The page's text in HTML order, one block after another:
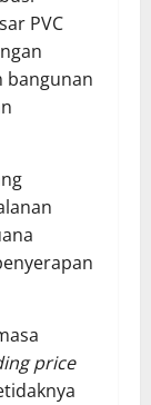
PVC
bangunan
price